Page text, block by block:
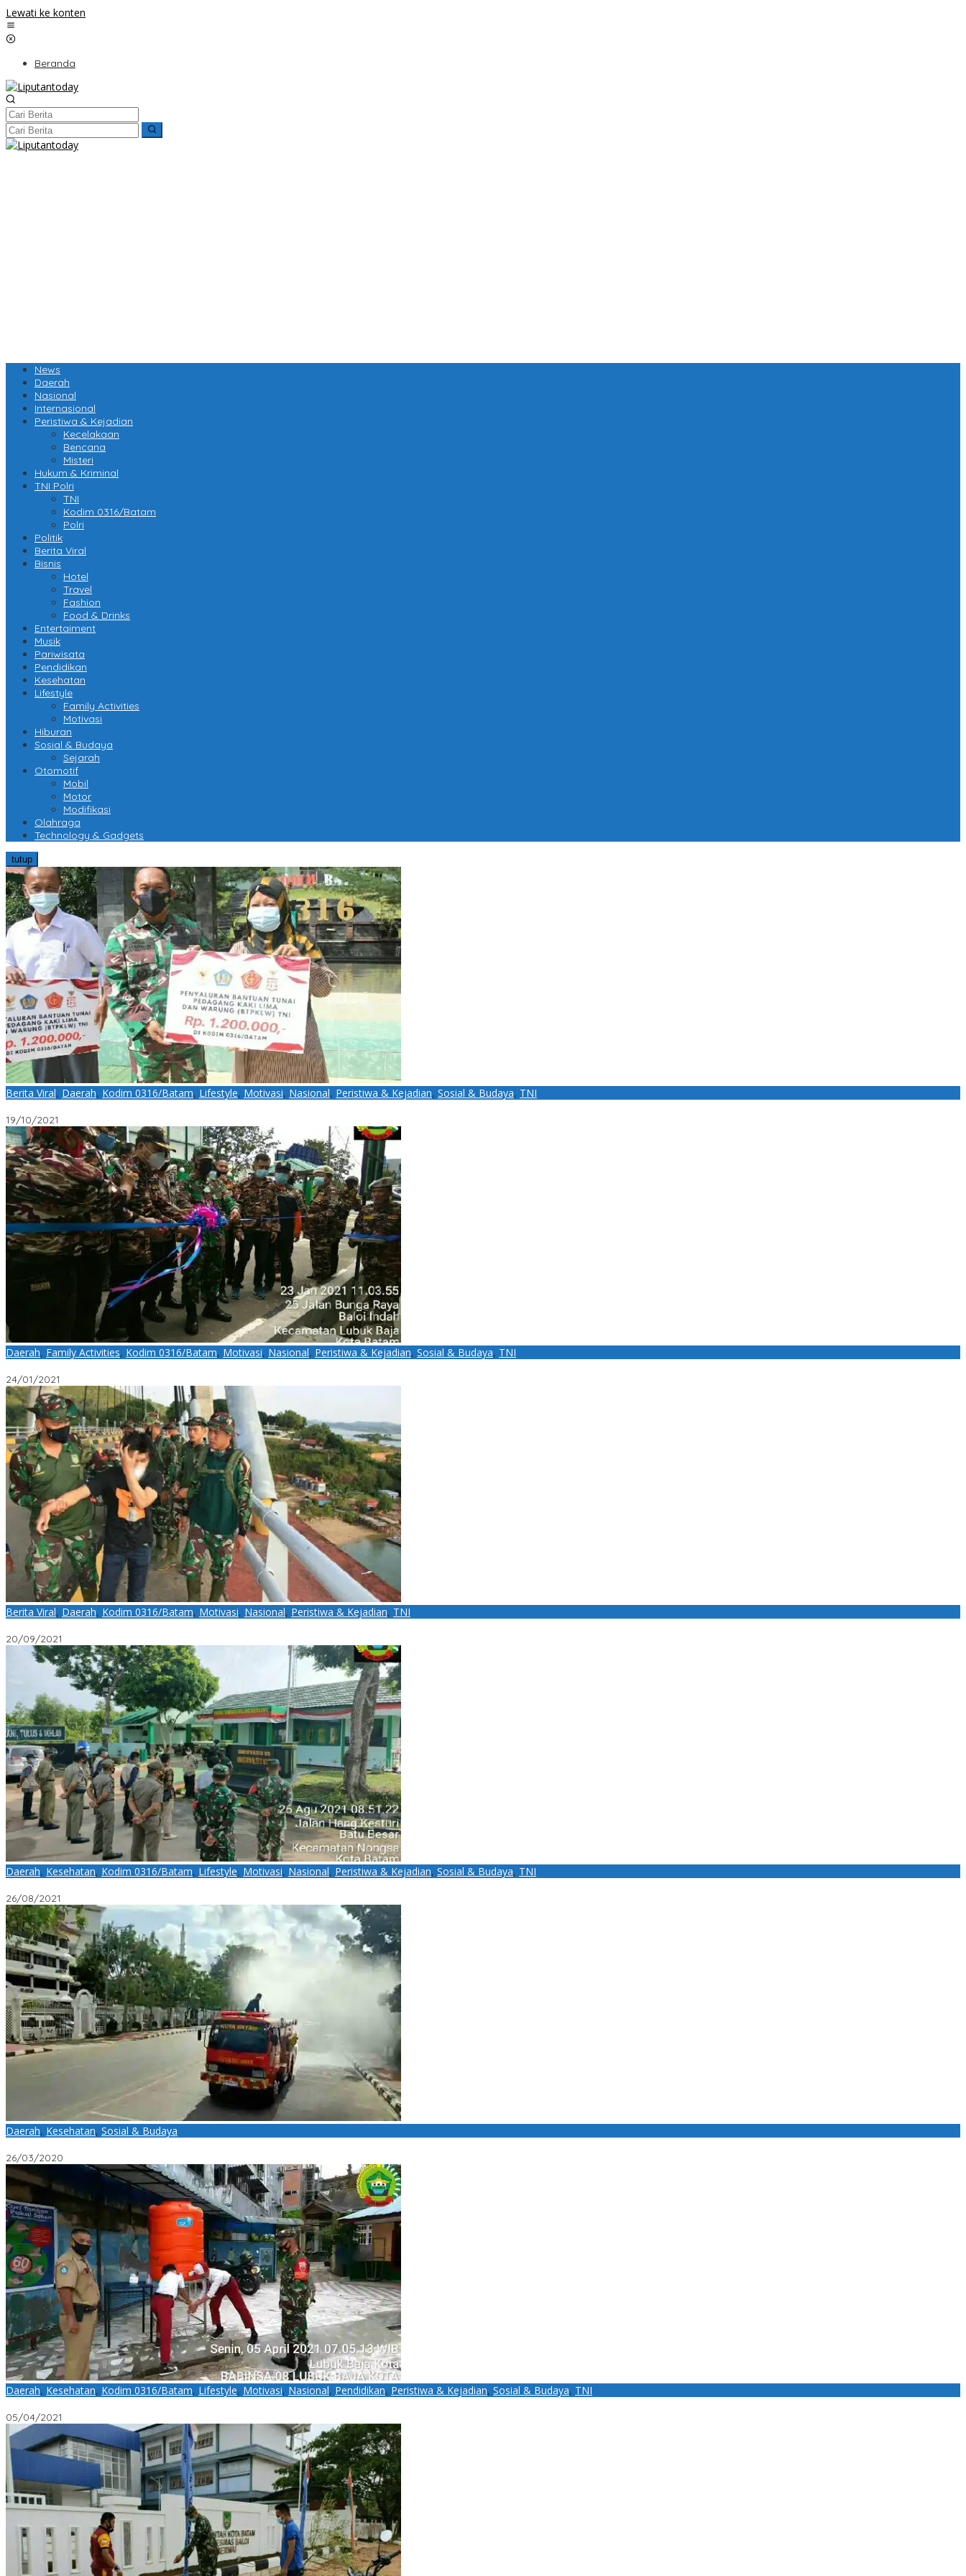
Lewati ke konten
Beranda
News
Daerah
Nasional
Internasional
Peristiwa & Kejadian
Kecelakaan
Bencana
Misteri
Hukum & Kriminal
TNI Polri
TNI
Kodim 0316/Batam
Polri
Politik
Berita Viral
Bisnis
Hotel
Travel
Fashion
Food & Drinks
Entertaiment
Musik
Pariwisata
Pendidikan
Kesehatan
Lifestyle
Family Activities
Motivasi
Hiburan
Sosial & Budaya
Sejarah
Otomotif
Mobil
Motor
Modifikasi
Olahraga
Technology & Gadgets
tutup
Berita Viral, Daerah, Kodim 0316/Batam, Lifestyle, Motivasi, Nasional, Peristiwa & Kejadian, Sosial & Budaya, TNI
19/10/2021
Daerah, Family Activities, Kodim 0316/Batam, Motivasi, Nasional, Peristiwa & Kejadian, Sosial & Budaya, TNI
24/01/2021
Berita Viral, Daerah, Kodim 0316/Batam, Motivasi, Nasional, Peristiwa & Kejadian, TNI
20/09/2021
Daerah, Kesehatan, Kodim 0316/Batam, Lifestyle, Motivasi, Nasional, Peristiwa & Kejadian, Sosial & Budaya, TNI
26/08/2021
Daerah, Kesehatan, Sosial & Budaya
26/03/2020
Daerah, Kesehatan, Kodim 0316/Batam, Lifestyle, Motivasi, Nasional, Pendidikan, Peristiwa & Kejadian, Sosial & Budaya, TNI
05/04/2021